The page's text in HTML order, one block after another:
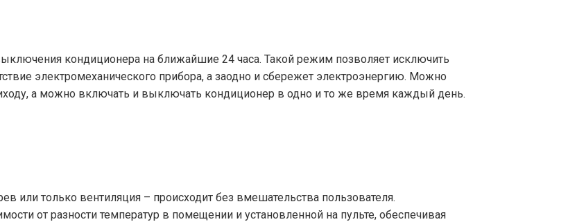
кондиционера на ближайшие 24 часа. Такой режим позволяет исключить
электромеханического прибора, а заодно и сбережет электроэнергию. Можно
а можно включать и выключать кондиционер в одно и то же время каждый день.
или только вентиляция – происходит без вмешательства пользователя.
от разности температур в помещении и установленной на пульте, обеспечивая